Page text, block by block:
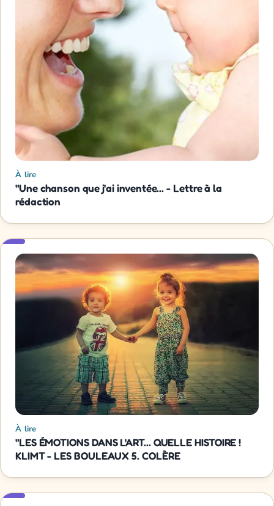
À lire
"Une chanson que j'ai inventée... - Lettre à la
rédaction
À lire
"LES ÉMOTIONS DANS L'ART... QUELLE HISTOIRE !
KLIMT - LES BOULEAUX 5. COLÈRE